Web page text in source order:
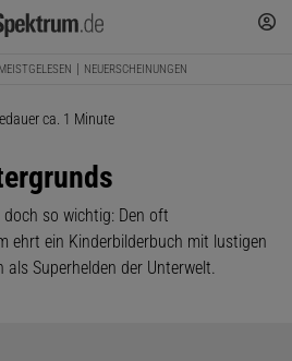
MEISTGELESEN NEUERSCHEINUNGEN
ca. 1 Minute
so wichtig: Den oft
ehrt ein Kinderbilderbuch mit lustigen
als Superhelden der Unterwelt.